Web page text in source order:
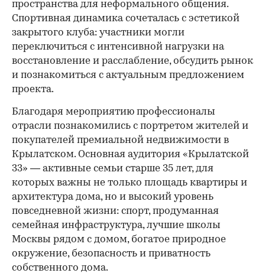
пространства для неформального общения.
Спортивная динамика сочеталась с эстетикой
закрытого клуба: участники могли
переключиться с интенсивной нагрузки на
восстановление и расслабление, обсудить рынок
и познакомиться с актуальным предложением
проекта.
Благодаря мероприятию профессионалы
отрасли познакомились с портретом жителей и
покупателей премиальной недвижимости в
Крылатском. Основная аудитория «Крылатской
33» — активные семьи старше 35 лет, для
которых важны не только площадь квартиры и
архитектура дома, но и высокий уровень
повседневной жизни: спорт, продуманная
семейная инфраструктура, лучшие школы
Москвы рядом с домом, богатое природное
окружение, безопасность и приватность
собственного дома.